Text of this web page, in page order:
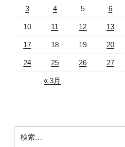
3 4 5 6
10 11 12 13
17 18 19 20
24 25 26 27
« 3月
索: